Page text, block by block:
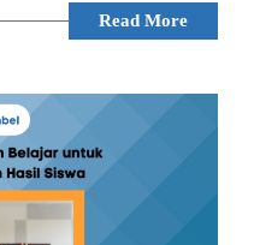
Read More